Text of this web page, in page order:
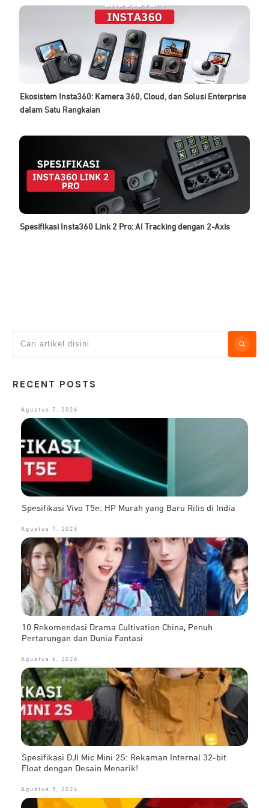
Ekosistem Insta360: Kamera 360, Cloud, dan Solusi Enterprise
dalam Satu Rangkaian
Spesifikasi Insta360 Link 2 Pro: AI Tracking dengan 2-Axis
RECENT POSTS
Agustus 7, 2026
Spesifikasi Vivo T5e: HP Murah yang Baru Rilis di India
Agustus 7, 2026
10 Rekomendasi Drama Cultivation China, Penuh
Pertarungan dan Dunia Fantasi
Agustus 6, 2026
Spesifikasi DJI Mic Mini 2S: Rekaman Internal 32-bit
Float dengan Desain Menarik!
Agustus 5, 2026